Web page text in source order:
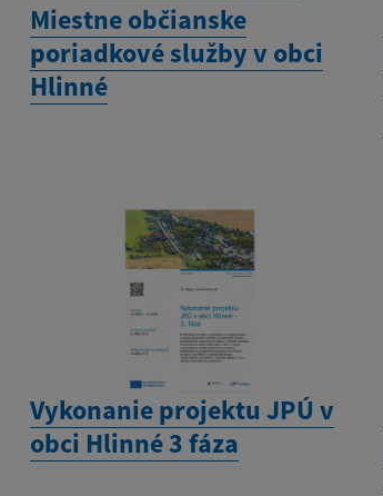
Miestne občianske
poriadkové služby v obci
Hlinné
Vykonanie projektu JPÚ v
obci Hlinné 3 fáza